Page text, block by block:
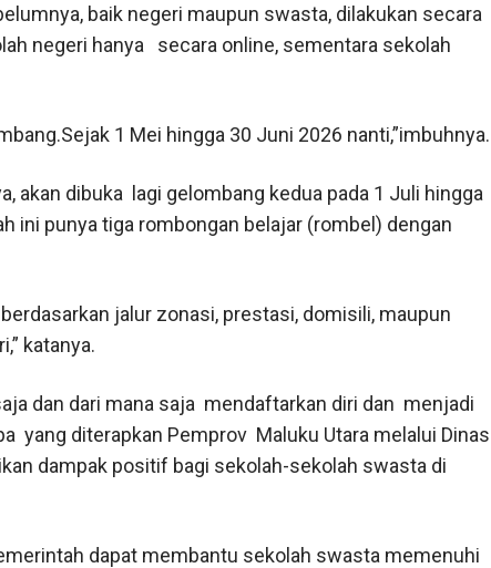
baik negeri maupun swasta, dilakukan secara
negeri hanya secara online, sementara sekolah
1 Mei hingga 30 Juni 2026 nanti,”imbuhnya.
akan dibuka lagi gelombang kedua pada 1 Juli hingga
ini punya tiga rombongan belajar (rombel) dengan
jalur zonasi, prestasi, domisili, maupun
katanya.
dan dari mana saja mendaftarkan diri dan menjadi
yang diterapkan Pemprov Maluku Utara melalui Dinas
dampak positif bagi sekolah-sekolah swasta di
dapat membantu sekolah swasta memenuhi